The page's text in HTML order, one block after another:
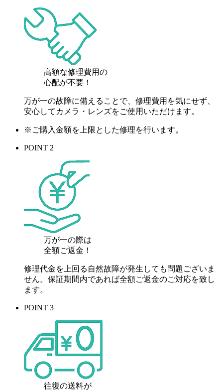
高額な修理費用の
心配が不要！
万が一の故障に備えることで、修理費用を気にせず、
安心してカメラ・レンズをご使用いただけます。
※ご購入金額を上限とした修理を行います。
POINT 2
万が一の際は
全額ご返金！
修理代金を上回る自然故障が発生しても問題ございま
せん。保証期間内であれば全額ご返金のご対応を致し
ます。
POINT 3
往復の送料が